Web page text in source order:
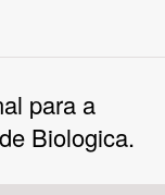
para a
Biologica.